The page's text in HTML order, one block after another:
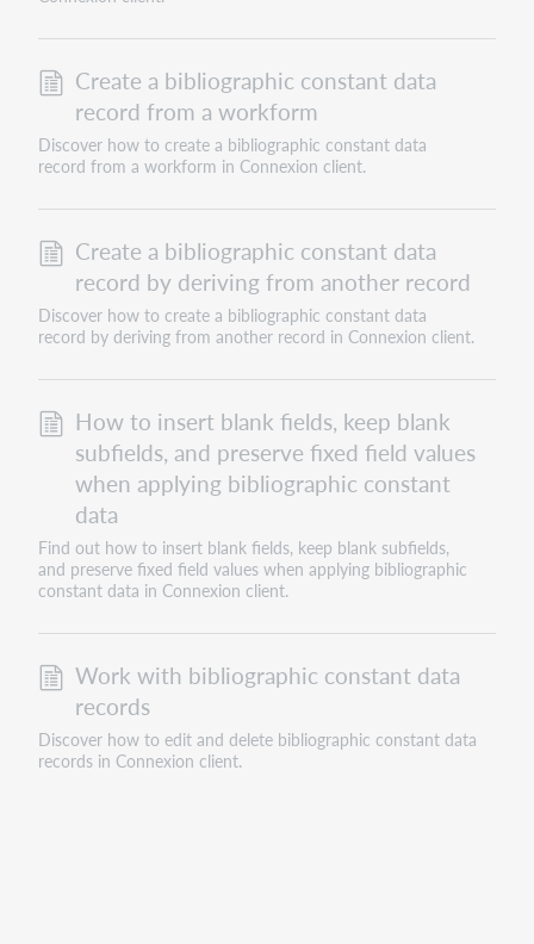
Create a bibliographic constant data
record from a workform
Discover how to create a bibliographic constant data
record from a workform in Connexion client.
Create a bibliographic constant data
record by deriving from another record
Discover how to create a bibliographic constant data
record by deriving from another record in Connexion client.
How to insert blank fields, keep blank
subfields, and preserve fixed field values
when applying bibliographic constant
data
Find out how to insert blank fields, keep blank subfields,
and preserve fixed field values when applying bibliographic
constant data in Connexion client.
Work with bibliographic constant data
records
Discover how to edit and delete bibliographic constant data
records in Connexion client.